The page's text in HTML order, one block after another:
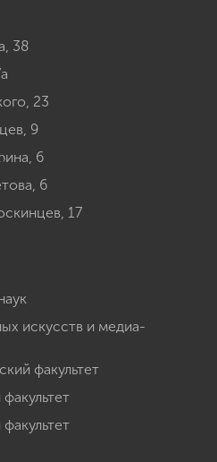
38
23
9
6
6
17
искусств и медиа-
факультет